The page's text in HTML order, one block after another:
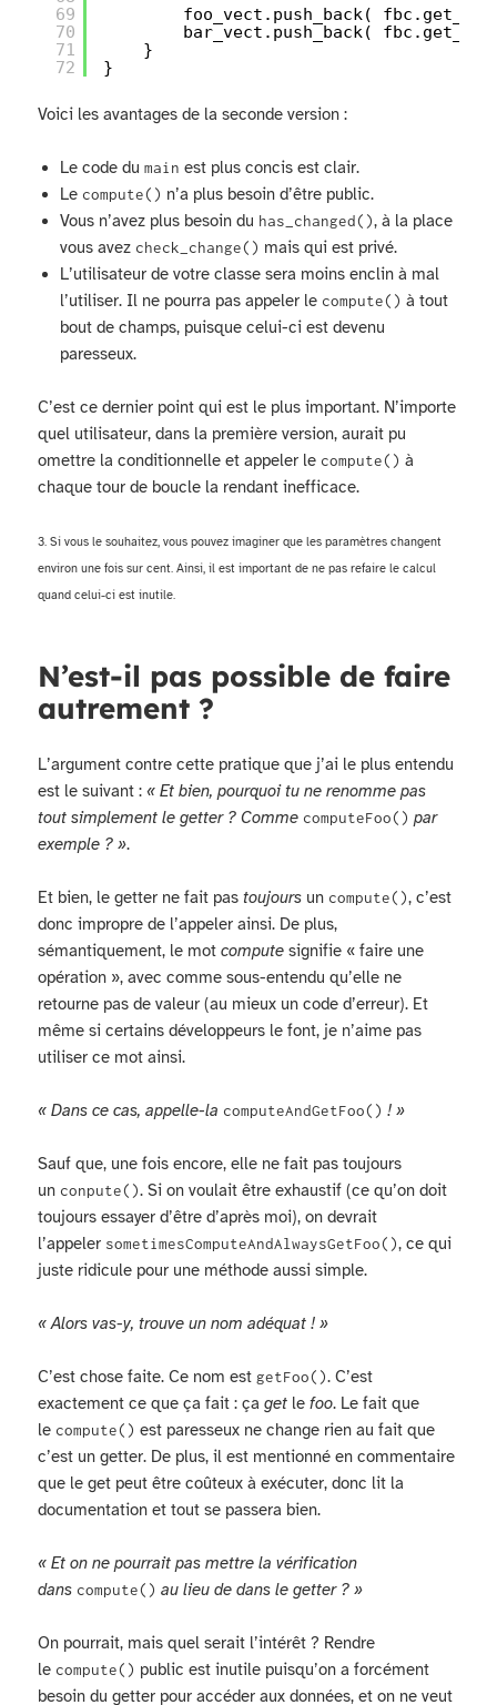
69
70
71
72
foo_vect.push_back(
bar_vect.push_back(
}
}
Voici les avantages de la seconde version :
Le code dumain est plus concis est clair.
Le compute() n’a plus besoin d’être public.
Vous n’avez plus besoin du has_changed(), à la place
vous avez check_change() mais qui est privé.
L’utilisateur de votre classe sera moins enclin à mal
l’utiliser. Il ne pourra pas appeler le compute() à tout
bout de champs, puisque celui-ci est devenu
paresseux.
C’est ce dernier point qui est le plus important. N’importe
quel utilisateur, dans la première version, aurait pu
omettre la conditionnelle et appeler le compute() à
chaque tour de boucle la rendant inefficace.
3. Si vous le souhaitez, vous pouvez imaginer que les paramètres changent
environ une fois sur cent. Ainsi, il est important de ne pas refaire le calcul
quand celui-ci est inutile.
N’est-il pas possible de faire
autrement ?
L’argument contre cette pratique que j’ai le plus entendu
est le suivant :« Et bien, pourquoi tu ne renomme pas
tout simplement le getter ? Comme computeFoo() par
exemple ? ».
Et bien, le getter ne fait pastoujours un compute(), c’est
donc impropre de l’appeler ainsi. De plus,
sémantiquement, le motcompute signifie « faire une
opération », avec comme sous-entendu qu’elle ne
retourne pas de valeur (au mieux un code d’erreur). Et
même si certains développeurs le font, je n’aime pas
utiliser ce mot ainsi.
« Dans ce cas, appelle-la computeAndGetFoo() ! »
Sauf que, une fois encore, elle ne fait pas toujours
un conpute(). Si on voulait être exhaustif (ce qu’on doit
toujours essayer d’être d’après moi), on devrait
l’appeler sometimesComputeAndAlwaysGetFoo(), ce qui
juste ridicule pour une méthode aussi simple.
« Alors vas-y, trouve un nom adéquat ! »
C’est chose faite. Ce nom estgetFoo(). C’est
exactement ce que ça fait : çaget lefoo. Le fait que
le compute() est paresseux ne change rien au fait que
c’est un getter. De plus, il est mentionné en commentaire
que le get peut être coûteux à exécuter, donc lit la
documentation et tout se passera bien.
« Et on ne pourrait pas mettre la vérification
dans compute() au lieu de dans le getter ? »
On pourrait, mais quel serait l’intérêt ? Rendre
le compute() public est inutile puisqu’on a forcément
besoin du getter pour accéder aux données, et on ne veut